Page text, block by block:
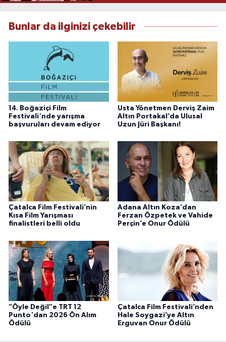
Bunlar da ilginizi çekebilir
14. Boğaziçi Film
Festivali'nde yarışma
başvuruları devam ediyor
Usta Yönetmen Derviş Zaim
Altın Portakal’da Ulusal
Uzun Jüri Başkanı!
Çatalca Film Festivali’nin
Kısa Film Yarışması
finalistleri belli oldu
Adana Altın Koza’dan
Ferzan Özpetek ve Vahide
Perçin’e Onur Ödülü
"Öyle Değil"e TRT 12
Punto'dan 2026 Ön Alım
Ödülü
Çatalca Film Festivali’nden
Hale Soygazi’ye Altın
Erguvan Onur Ödülü